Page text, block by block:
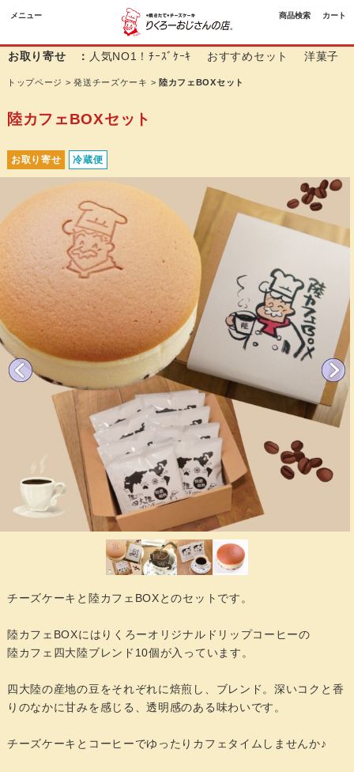
メニュー 商品検索 カート
お取り寄せ ： 人気NO1！ﾁｰｽﾞｹｰｷ おすすめセット 洋菓子
トップページ >発送チーズケーキ > 陸カフェBOXセット
陸カフェBOXセット
お取り寄せ 冷蔵便
チーズケーキと陸カフェBOXとのセットです。
陸カフェBOXにはりくろーオリジナルドリップコーヒーの
陸カフェ四大陸ブレンド10個が入っています。
四大陸の産地の豆をそれぞれに焙煎し、ブレンド。深いコクと香
りのなかに甘みを感じる、透明感のある味わいです。
チーズケーキとコーヒーでゆったりカフェタイムしませんか♪